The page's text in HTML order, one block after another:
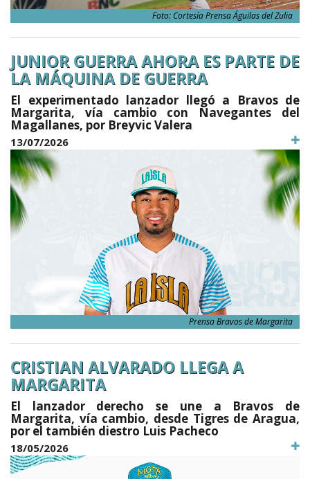
Foto: Cortesía Prensa Águilas del Zulia
JUNIOR GUERRA AHORA ES PARTE DE
LA MÁQUINA DE GUERRA
El experimentado lanzador llegó a Bravos de
Margarita, vía cambio con Navegantes del
Magallanes, por Breyvic Valera
13/07/2026
Prensa Bravos de Margarita
CRISTIAN ALVARADO LLEGA A
MARGARITA
El lanzador derecho se une a Bravos de
Margarita, vía cambio, desde Tigres de Aragua,
por el también diestro Luis Pacheco
18/05/2026